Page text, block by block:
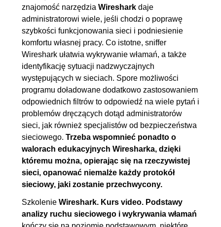
różnicy czasu
1.19. Kolorowanie reguł
00:04:43
1.20. Ustawienia czasu
przechwyconych danych
00:04:55
1.21. Wykorzystanie negacji
podczas filtrowania
1.22. Zapisywanie projektów i
ich export
00:04:15
1.23. Wygląd ekranu programu
Wireshark
00:04:31
1.24. Filtry konwersacji
00:03:09
1.25. Statystyki protokołów
00:10:44
1.26. Wykresy w programie
1.27. Instalacja TSHARK w
00:08:56
znajomość narzędzia Wireshark daje
administratorowi wiele, jeśli chodzi o poprawę
szybkości funkcjonowania sieci i podniesienie
komfortu własnej pracy. Co istotne, sniffer
Wireshark ułatwia wykrywanie włamań, a także
identyfikację sytuacji nadzwyczajnych
występujących w sieciach. Spore możliwości
programu doładowane dodatkowo zastosowaniem
odpowiednich filtrów to odpowiedź na wiele pytań i
problemów dręczących dotąd administratorów
sieci, jak również specjalistów od bezpieczeństwa
sieciowego. Trzeba wspomnieć ponadto o
walorach edukacyjnych Wiresharka, dzięki
któremu można, opierając się na rzeczywistej
sieci, opanować niemalże każdy protokół
sieciowy, jaki zostanie przechwycony.
Szkolenie Wireshark. Kurs video. Podstawy
analizy ruchu sieciowego i wykrywania włamań